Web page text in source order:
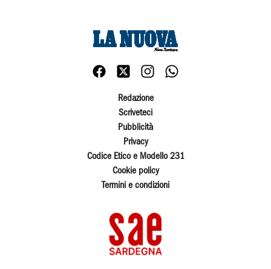
Redazione
Scriveteci
Pubblicità
Privacy
Codice Etico e Modello 231
Cookie policy
Termini e condizioni